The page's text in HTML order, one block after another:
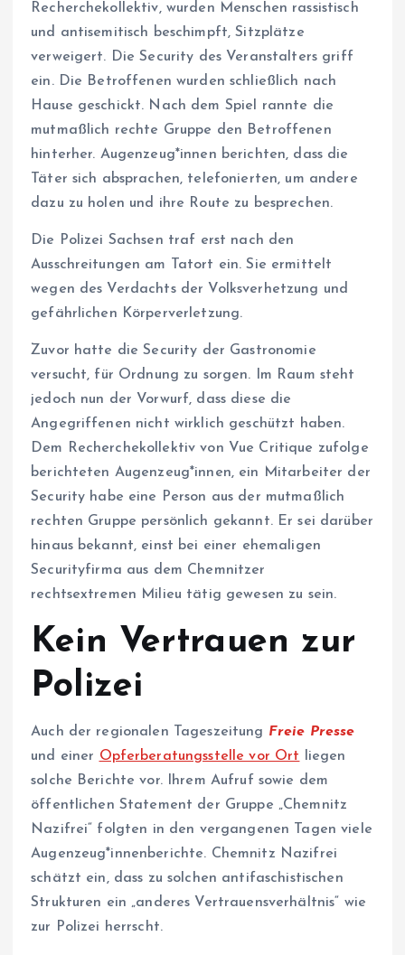
Recherchekollektiv, wurden Menschen rassistisch
und antisemitisch beschimpft, Sitzplätze
verweigert. Die Security des Veranstalters griff
ein. Die Betroffenen wurden schließlich nach
Hause geschickt. Nach dem Spiel rannte die
mutmaßlich rechte Gruppe den Betroffenen
hinterher. Au­gen­zeu­g*­in­nen berichten, dass die
Täter sich absprachen, telefonierten, um andere
dazu zu holen und ihre Route zu besprechen.
Die Polizei Sachsen traf erst nach den
Ausschreitungen am Tatort ein. Sie ermittelt
wegen des Verdachts der Volksverhetzung und
gefährlichen Körperverletzung.
Zuvor hatte die Security der Gastronomie
versucht, für Ordnung zu sorgen. Im Raum steht
jedoch nun der Vorwurf, dass diese die
Angegriffenen nicht wirklich geschützt haben.
Dem Recherchekollektiv von Vue Critique zufolge
berichteten Augenzeug*innen, ein Mitarbeiter der
Security habe eine Person aus der mutmaßlich
rechten Gruppe persönlich gekannt. Er sei darüber
hinaus bekannt, einst bei einer ehemaligen
Securityfirma aus dem Chemnitzer
rechtsextremen Milieu tätig gewesen zu sein.
Kein Vertrauen zur
Polizei
Auch der regionalen Tageszeitung Freie Presse
und einer Opferberatungsstelle vor Ort liegen
solche Berichte vor. Ihrem Aufruf sowie dem
öffentlichen Statement der Gruppe „Chemnitz
Nazifrei“ folgten in den vergangenen Tagen viele
Augenzeug*innenberichte. Chemnitz Nazifrei
schätzt ein, dass zu solchen antifaschistischen
Strukturen ein „anderes Vertrauensverhältnis“ wie
zur Polizei herrscht.